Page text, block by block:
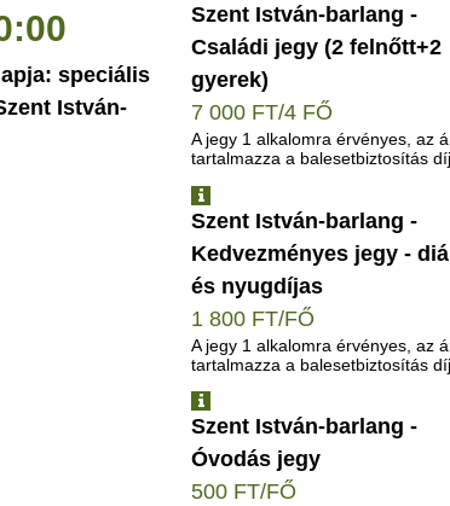
speciális
István-
Szent István-barlang -
Családi jegy (2 felnőtt+2
gyerek)
7 000 FT/4 FŐ
A jegy 1 alkalomra érvényes, az
tartalmazza a balesetbiztosítás
INFO
Szent István-barlang -
Kedvezményes jegy -
és nyugdíjas
1 800 FT/FŐ
A jegy 1 alkalomra érvényes, az
tartalmazza a balesetbiztosítás
INFO
Szent István-barlang -
Óvodás jegy
500 FT/FŐ